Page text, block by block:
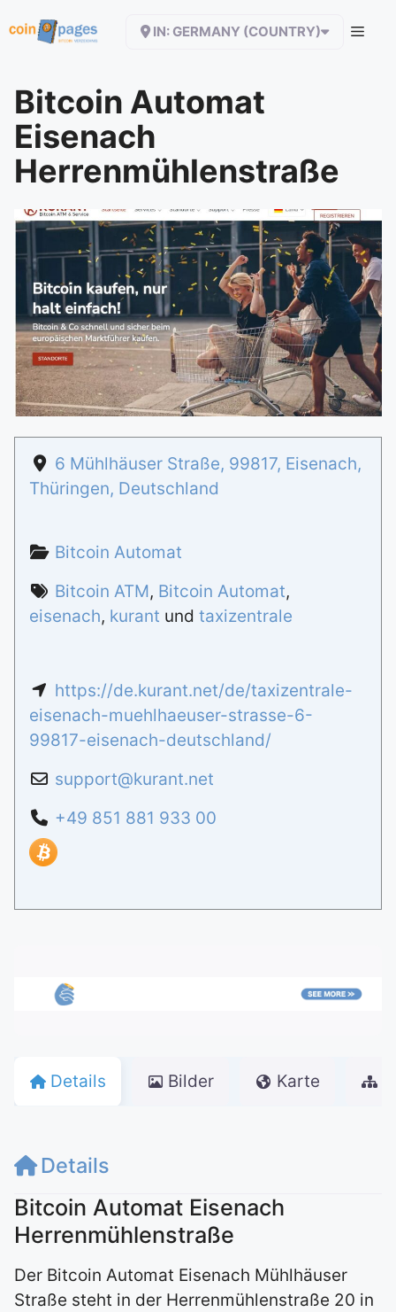
Inhalt
IN: GERMANY (COUNTRY)
Bitcoin Automat
Eisenach
Herrenmühlenstraße
6 Mühlhäuser Straße, 99817, Eisenach,
Thüringen, Deutschland
Bitcoin Automat
Bitcoin ATM, Bitcoin Automat,
eisenach, kurant und taxizentrale
https://de.kurant.net/de/taxizentrale-
eisenach-muehlhaeuser-strasse-6-
99817-eisenach-deutschland/
support@kurant.net
+49 851 881 933 00
Details Bilder Karte
Details
Bitcoin Automat Eisenach
Herrenmühlenstraße
Der Bitcoin Automat Eisenach Mühlhäuser
Straße steht in der Herrenmühlenstraße 20 in